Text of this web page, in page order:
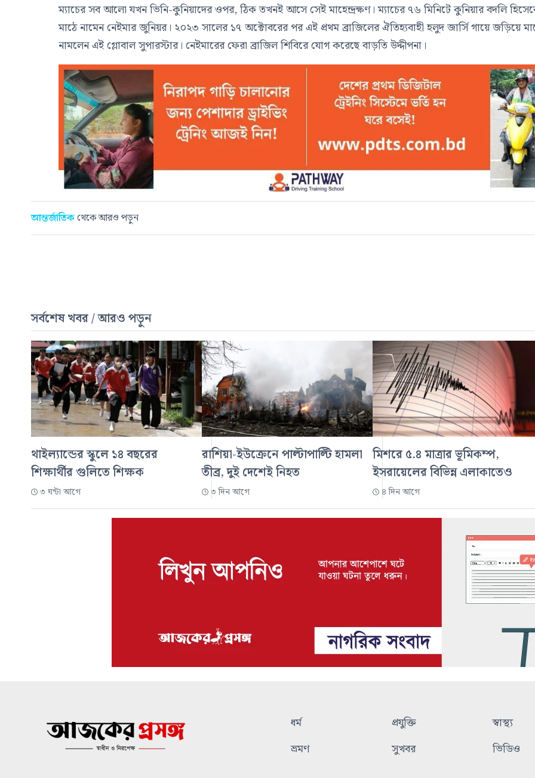
ম্যাচের সব আলো যখন ভিনি-কুনিয়াদের ওপর, ঠিক তখনই আসে সেই মাহেন্দ্রক্ষণ। ম্যাচের ৭৬ মিনিটে কুনিয়ার বদলি
মাঠে নামেন নেইমার জুনিয়র। ২০২৩ সালের ১৭ অক্টোবরের পর এই প্রথম ব্রাজিলের ঐতিহ্যবাহী হলুদ জার্সি গায়ে জড়িয়ে
নামলেন এই গ্লোবাল সুপারস্টার। নেইমারের ফেরা ব্রাজিল শিবিরে যোগ করেছে বাড়তি উদ্দীপনা।
আন্তর্জাতিক থেকে আরও পড়ুন
সর্বশেষ খবর / আরও পড়ুন
থাইল্যান্ডের স্কুলে ১৪ বছরের
শিক্ষার্থীর গুলিতে শিক্ষক
৩ ঘন্টা আগে
রাশিয়া-ইউক্রেনে পাল্টাপাল্টি হামলা
তীব্র, দুই দেশেই নিহত
৩ দিন আগে
মিশরে ৫.৪ মাত্রার ভূমিকম্প,
ইসরায়েলের বিভিন্ন এলাকাতেও
৪ দিন আগে
ধর্ম প্রযুক্তি
স্বাস্থ্য
ভ্রমণ
সুখবর ভিডিও